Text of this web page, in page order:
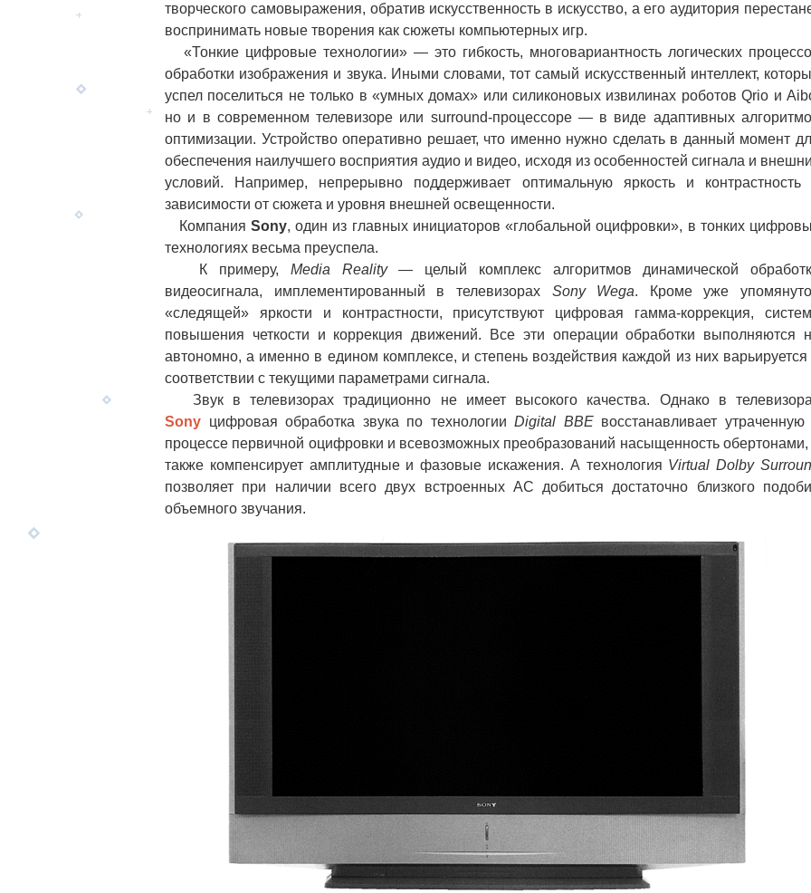
творческого самовыражения, обратив искусственность в искусство, а его аудитория
воспринимать новые творения как сюжеты компьютерных игр.
«Тонкие цифровые технологии» — это гибкость, многовариантность логических
обработки изображения и звука. Иными словами, тот самый искусственный интеллект,
успел поселиться не только в «умных домах» или силиконовых извилинах роботов Qrio и
но и в современном телевизоре или surround-процессоре — в виде адаптивных
оптимизации. Устройство оперативно решает, что именно нужно сделать в данный момент
обеспечения наилучшего восприятия аудио и видео, исходя из особенностей сигнала и
условий. Например, непрерывно поддерживает оптимальную яркость и контрастность
зависимости от сюжета и уровня внешней освещенности.
Компания Sony, один из главных инициаторов «глобальной оцифровки», в тонких
технологиях весьма преуспела.
К примеру, Media Reality— целый комплекс алгоритмов динамической
видеосигнала, имплементированный в телевизорах Sony Wega. Кроме уже
«следящей» яркости и контрастности, присутствуют цифровая гамма-коррекция,
повышения четкости и коррекция движений. Все эти операции обработки выполняются
автономно, а именно в едином комплексе, и степень воздействия каждой из них варьируется
соответствии с текущими параметрами сигнала.
Звук в телевизорах традиционно не имеет высокого качества. Однако в
Sony цифровая обработка звука по технологии Digital BBEвосстанавливает утраченную
процессе первичной оцифровки и всевозможных преобразований насыщенность обертонами,
также компенсирует амплитудные и фазовые искажения. А технология Virtual Dolby
позволяет при наличии всего двух встроенных АС добиться достаточно близкого
объемного звучания.